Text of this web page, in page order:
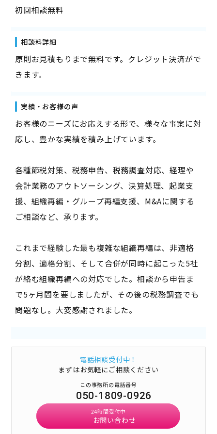
初回相談無料
相談料詳細
原則お見積もりまで無料です。クレジット決済がで
きます。
実績・お客様の声
お客様のニーズにお応えする形で、様々な事案に対
応し、豊かな実績を積み上げています。
各種節税対策、税務申告、税務調査対応、経理や
会計業務のアウトソーシング、決算処理、起業支
援、組織再編・グループ再編支援、M&Aに関する
ご相談など、承ります。
これまで経験した最も複雑な組織再編は、非適格
分割、適格分割、そして合併が同時に起こった5社
が絡む組織再編への対応でした。相談から申告ま
で5ヶ月間を要しましたが、その後の税務調査でも
問題なし。大変感謝されました。
電話相談受付中！
まずはお気軽にご相談ください
この事務所の電話番号
050-1809-0926
24時間受付中
お問い合わせ